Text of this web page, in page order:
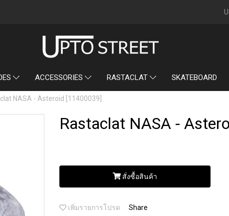
ACCESSORIES RASTACLAT SKATEBOARD
NASA - Asteroid [11400039]
Rastaclat NASA -
สั่งซื้อสินค้า
เพิ่มรายการโปรด Share